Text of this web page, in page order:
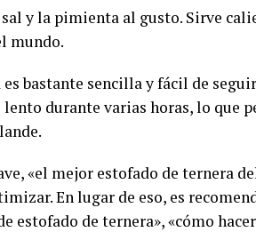
y la pimienta al gusto. Sirve
mundo.
es bastante sencilla y fácil de
durante varias horas, lo que
«el mejor estofado de ternera
En lugar de eso, es
estofado de ternera», «cómo